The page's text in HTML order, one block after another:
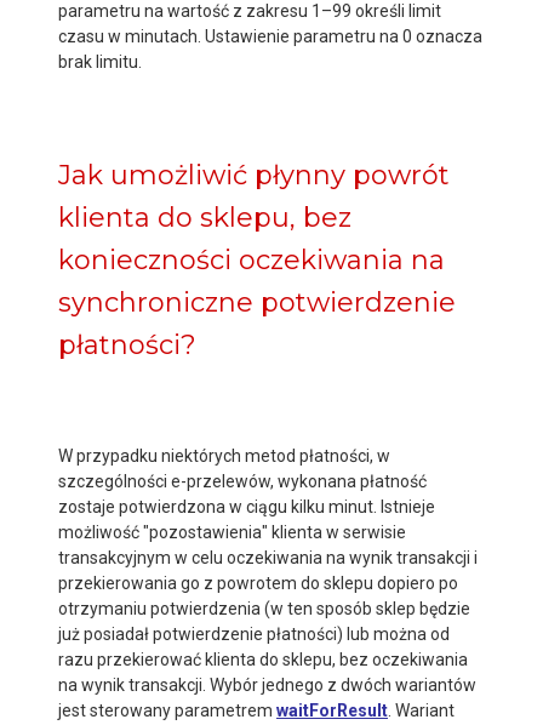
parametru na wartość z zakresu 1–99 określi limit
czasu w minutach. Ustawienie parametru na 0 oznacza
brak limitu.
Jak umożliwić płynny powrót
klienta do sklepu, bez
konieczności oczekiwania na
synchroniczne potwierdzenie
płatności?
W przypadku niektórych metod płatności, w
szczególności e-przelewów, wykonana płatność
zostaje potwierdzona w ciągu kilku minut. Istnieje
możliwość "pozostawienia" klienta w serwisie
transakcyjnym w celu oczekiwania na wynik transakcji i
przekierowania go z powrotem do sklepu dopiero po
otrzymaniu potwierdzenia (w ten sposób sklep będzie
już posiadał potwierdzenie płatności) lub można od
razu przekierować klienta do sklepu, bez oczekiwania
na wynik transakcji. Wybór jednego z dwóch wariantów
jest sterowany parametrem waitForResult. Wariant